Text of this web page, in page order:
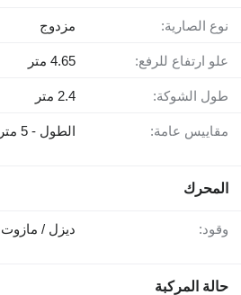
نوع الصارية: مزدوج
علو ارتفاع للرفع: 4.65 متر
طول الشوكة: 2.4 متر
مقاييس عامة: الطول - 5 متر، ارتفاع - 4.091 متر�
المحرك
وقود: ديزل / مازوت
حالة المركبة